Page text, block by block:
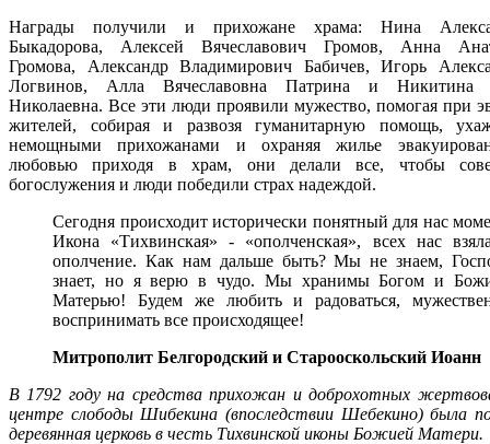
Награды получили и прихожане храма: Нина
Быкадорова, Алексей Вячеславович Громов, Анна
Громова, Александр Владимирович Бабичев, Игорь
Логвинов, Алла Вячеславовна Патрина и Никитина
Николаевна. Все эти люди проявили мужество, помогая при
жителей, собирая и развозя гуманитарную помощь,
немощными прихожанами и охраняя жилье
любовью приходя в храм, они делали все, чтобы
богослужения и люди победили страх надеждой.
Сегодня происходит исторически понятный для нас
Икона «Тихвинская» - «ополченская», всех нас
ополчение. Как нам дальше быть? Мы не знаем,
знает, но я верю в чудо. Мы хранимы Богом и
Матерью! Будем же любить и радоваться,
воспринимать все происходящее!
Митрополит Белгородский и Старооскольский Иоанн
В 1792 году на средства прихожан и доброхотных
центре слободы Шибекина (впоследствии Шебекино) была
деревянная церковь в честь Тихвинской иконы Божией Матери.